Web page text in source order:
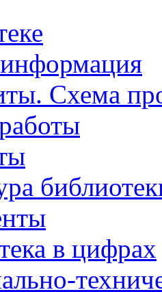
Схема
в цифрах